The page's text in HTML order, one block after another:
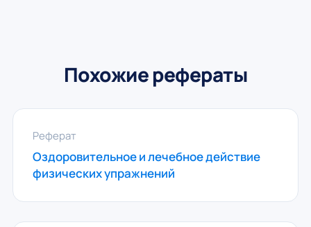
Похожие рефераты
Реферат
Оздоровительное и лечебное действие
физических упражнений